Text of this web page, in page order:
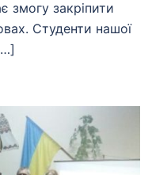
змогу закріпити
Студенти нашої